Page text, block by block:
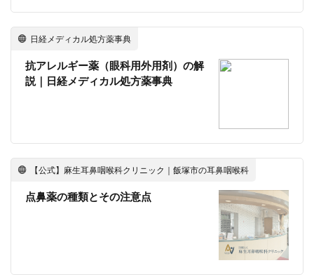
日経メディカル処方薬事典
抗アレルギー薬（眼科用外用剤）の解
説｜日経メディカル処方薬事典
【公式】麻生耳鼻咽喉科クリニック｜飯塚市の耳鼻咽喉科
点鼻薬の種類とその注意点